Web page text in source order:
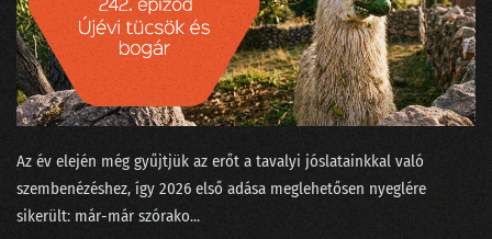
13. Vetélkedők fenegyerekéből az adattudósok kezesbáránya lett Watson
12. Nem elég robotnak lenni, annak is kell látszani!
11. Amikor szembejön a valóság és nem finomkodik
10. Meztelenek és holtak az adattudományban
Az év elején még gyűjtjük az erőt a tavalyi jóslatainkkal való
szembenézéshez, így 2026 első adása meglehetősen nyeglére
sikerült: már-már szórako...